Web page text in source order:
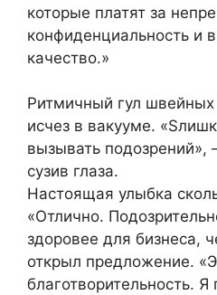
которые платят за
конфиденциальность и
качество.»
Ритмичный гул
исчез в вакууме.
вызывать подозрений»,
сузив глаза.
Настоящая улыбка
«Отлично.
здоровее для бизнеса,
открыл предложение.
благотворительность.